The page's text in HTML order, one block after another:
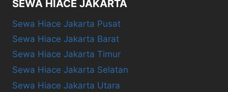
SEWA HIACE JAKARTA
Sewa Hiace Jakarta Pusat
Sewa Hiace Jakarta Barat
Sewa Hiace Jakarta Timur
Sewa Hiace Jakarta Selatan
Sewa Hiace Jakarta Utara